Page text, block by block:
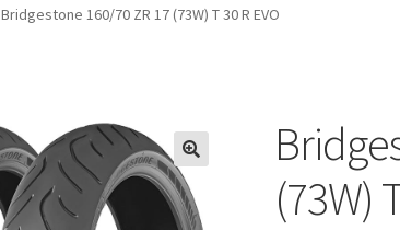
Bridgestone 160/70 ZR 17 (73W) T 30 R EVO
(73W)